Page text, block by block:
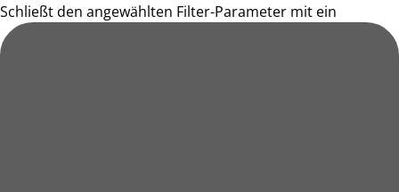
Schließt den angewählten Filter-Parameter mit ein